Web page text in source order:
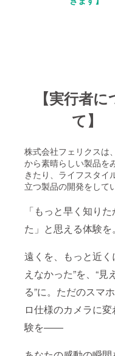
【実行者
て】
株式会社フェリクスは
から素晴らしい製品を
きたり、ライフスタイ
立つ製品の開発をして
「もっと早く知りた
た」と思える体験を。
遠くを、もっと近く
えなかった”を、“見え
る”に。ただのスマ
ロ仕様のカメラに
験を――